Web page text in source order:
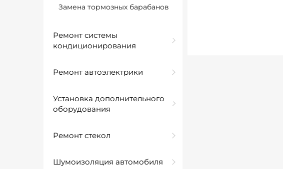
Замена тормозных барабанов
Ремонт системы
кондиционирования
Ремонт автоэлектрики
Установка дополнительного
оборудования
Ремонт стекол
Шумоизоляция автомобиля